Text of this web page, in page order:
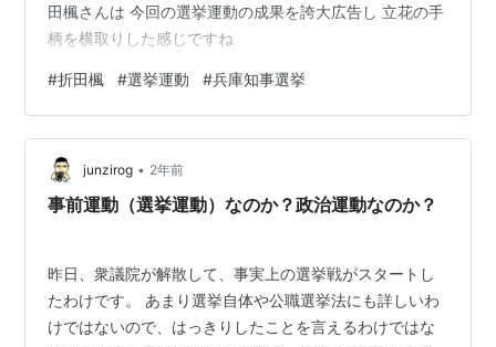
田楓さんは 今回の選挙運動の成果を誇大広告し 立花の手
柄を横取りした感じですね
#折田楓 #選挙運動 #兵庫知事選挙
junzirog • 2年前
事前運動（選挙運動）なのか？政治運動なのか？
昨日、衆議院が解散して、事実上の選挙戦がスタートし
たわけです。 あまり選挙自体や公職選挙法にも詳しいわ
けではないので、はっきりしたことを言えるわけではな